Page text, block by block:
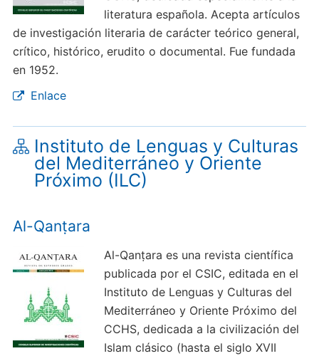
literatura española. Acepta artículos
de investigación literaria de carácter teórico general,
crítico, histórico, erudito o documental. Fue fundada
en 1952.
Enlace
Instituto de Lenguas y Culturas
del Mediterráneo y Oriente
Próximo (ILC)
Al-Qanṭara
Al-Qanṭara es una revista científica
publicada por el CSIC, editada en el
Instituto de Lenguas y Culturas del
Mediterráneo y Oriente Próximo del
CCHS, dedicada a la civilización del
Islam clásico (hasta el siglo XVII